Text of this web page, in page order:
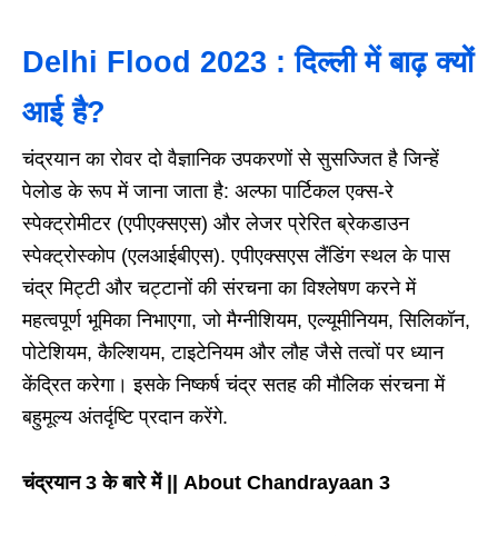
Delhi Flood 2023 : दिल्ली में बाढ़ क्यों
आई है?
चंद्रयान का रोवर दो वैज्ञानिक उपकरणों से सुसज्जित है जिन्हें
पेलोड के रूप में जाना जाता है: अल्फा पार्टिकल एक्स-रे
स्पेक्ट्रोमीटर (एपीएक्सएस) और लेजर प्रेरित ब्रेकडाउन
स्पेक्ट्रोस्कोप (एलआईबीएस). एपीएक्सएस लैंडिंग स्थल के पास
चंद्र मिट्टी और चट्टानों की संरचना का विश्लेषण करने में
महत्वपूर्ण भूमिका निभाएगा, जो मैग्नीशियम, एल्यूमीनियम, सिलिकॉन,
पोटेशियम, कैल्शियम, टाइटेनियम और लौह जैसे तत्वों पर ध्यान
केंद्रित करेगा। इसके निष्कर्ष चंद्र सतह की मौलिक संरचना में
बहुमूल्य अंतर्दृष्टि प्रदान करेंगे.
चंद्रयान 3 के बारे में || About Chandrayaan 3